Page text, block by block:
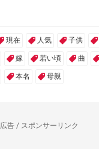
現在 人気 子供
嫁 若い頃 曲
本名 母親
広告 / スポンサーリンク